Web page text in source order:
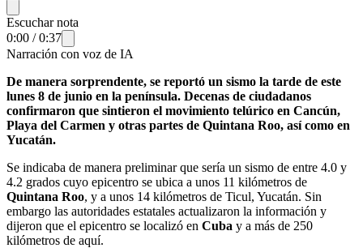
Escuchar nota
0:00 /0:37
Narración con voz de IA
De manera sorprendente, se reportó un sismo la tarde de este
lunes 8 de junio en la península. Decenas de ciudadanos
confirmaron que sintieron el movimiento telúrico en Cancún,
Playa del Carmen y otras partes de Quintana Roo, así como en
Yucatán.
Se indicaba de manera preliminar que sería un sismo de entre 4.0 y
4.2 grados cuyo epicentro se ubica a unos 11 kilómetros de
Quintana Roo, y a unos 14 kilómetros de Ticul, Yucatán. Sin
embargo las autoridades estatales actualizaron la información y
dijeron que el epicentro se localizó en Cuba y a más de 250
kilómetros de aquí.